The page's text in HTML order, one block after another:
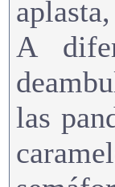
A
las